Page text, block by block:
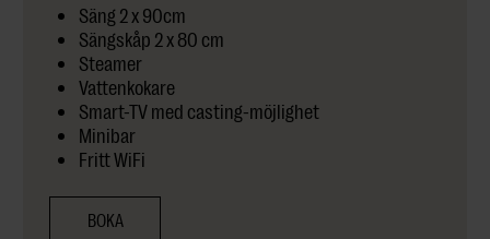
Säng 2 x 90cm
Sängskåp 2 x 80 cm
Steamer
Vattenkokare
Smart-TV med casting-möjlighet
Minibar
Fritt WiFi
BOKA